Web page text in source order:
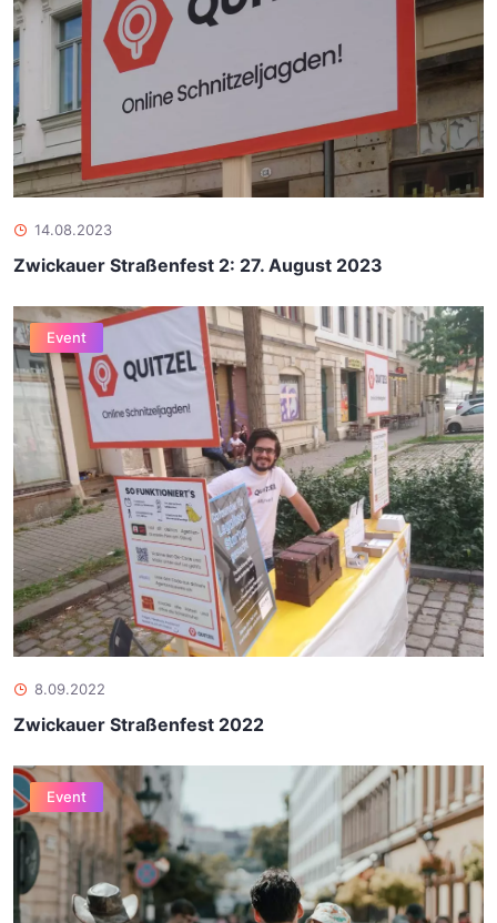
14.08.2023
Zwickauer Straßenfest 2: 27. August 2023
Event
8.09.2022
Zwickauer Straßenfest 2022
Event